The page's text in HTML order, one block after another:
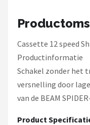
Cortina
Alle merken →
Cassette 12 speed
Productinformatie
Schakel zonder het
versnelling door
van de BEAM
Product